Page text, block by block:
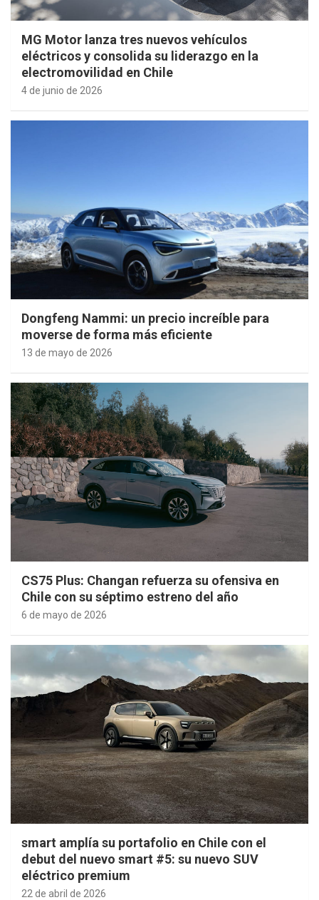
MG Motor lanza tres nuevos vehículos
eléctricos y consolida su liderazgo en la
electromovilidad en Chile
4 de junio de 2026
Dongfeng Nammi: un precio increíble para
moverse de forma más eficiente
13 de mayo de 2026
CS75 Plus: Changan refuerza su ofensiva en
Chile con su séptimo estreno del año
6 de mayo de 2026
smart amplía su portafolio en Chile con el
debut del nuevo smart #5: su nuevo SUV
eléctrico premium
22 de abril de 2026